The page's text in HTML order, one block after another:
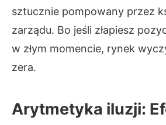
sztucznie pompowany przez
zarządu. Bo jeśli złapiesz
w złym momencie, rynek
zera.
Arytmetyka iluzji: